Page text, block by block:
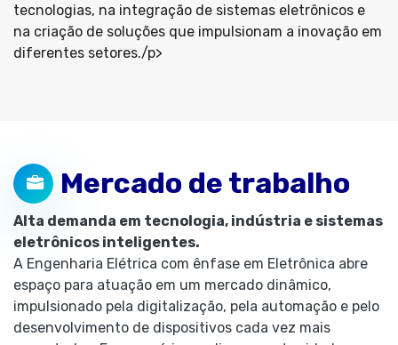
tecnologias, na integração de sistemas eletrônicos e
na criação de soluções que impulsionam a inovação em
diferentes setores./p>
Mercado de trabalho
Alta demanda em tecnologia, indústria e sistemas
eletrônicos inteligentes.
A Engenharia Elétrica com ênfase em Eletrônica abre
espaço para atuação em um mercado dinâmico,
impulsionado pela digitalização, pela automação e pelo
desenvolvimento de dispositivos cada vez mais